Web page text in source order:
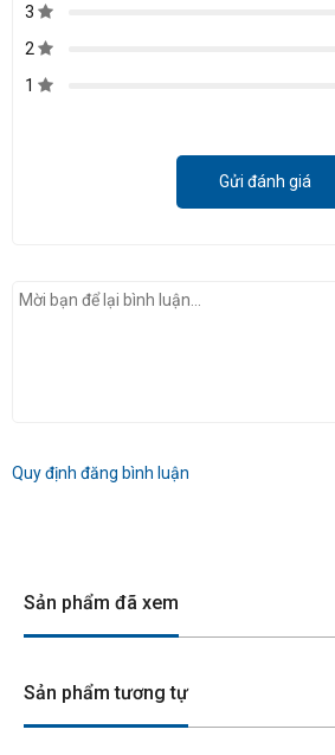
TẤM TIẾP XÚC ĐỒNG TOÀN PHẦN
MIẾNG DẪN NHIỆT PHA
3
2
1
Gửi đánh giá
Quy định đăng bình luận
Sản phẩm đã xem
Sản phẩm tương tự